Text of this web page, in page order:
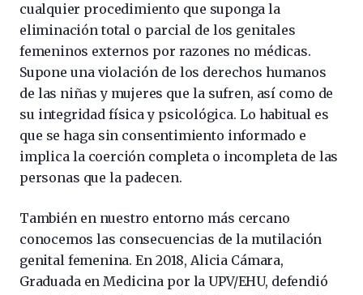
cualquier procedimiento que suponga la
eliminación total o parcial de los genitales
femeninos externos por razones no médicas.
Supone una violación de los derechos humanos
de las niñas y mujeres que la sufren, así como de
su integridad física y psicológica. Lo habitual es
que se haga sin consentimiento informado e
implica la coerción completa o incompleta de las
personas que la padecen.
También en nuestro entorno más cercano
conocemos las consecuencias de la mutilación
genital femenina. En 2018, Alicia Cámara,
Graduada en Medicina por la UPV/EHU, defendió